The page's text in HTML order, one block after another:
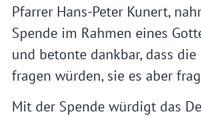
Pfarrer Hans-Peter Kunert,
Spende im Rahmen eines
und betonte dankbar, dass
fragen würden, sie es aber
Mit der Spende würdigt das